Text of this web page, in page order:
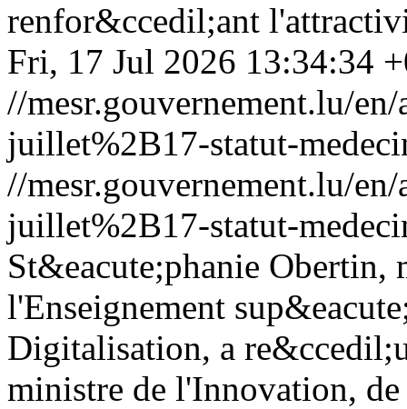
renfor&ccedil;ant
Fri, 17 Jul 2026 13:34:34
//mesr.gouvernement.lu/
juillet%2B17-statut-
//mesr.gouvernement.lu/
juillet%2B17-statut-
St&eacute;phanie Obertin,
l'Enseignement
Digitalisation, a
ministre de l'Innovation, de